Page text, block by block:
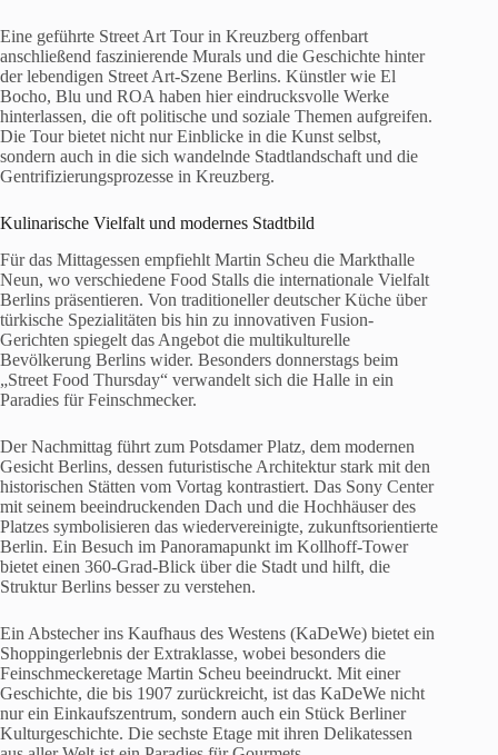
Eine geführte Street Art Tour in Kreuzberg offenbart
anschließend faszinierende Murals und die Geschichte hinter
der lebendigen Street Art-Szene Berlins. Künstler wie El
Bocho, Blu und ROA haben hier eindrucksvolle Werke
hinterlassen, die oft politische und soziale Themen aufgreifen.
Die Tour bietet nicht nur Einblicke in die Kunst selbst,
sondern auch in die sich wandelnde Stadtlandschaft und die
Gentrifizierungsprozesse in Kreuzberg.
Kulinarische Vielfalt und modernes Stadtbild
Für das Mittagessen empfiehlt Martin Scheu die Markthalle
Neun, wo verschiedene Food Stalls die internationale Vielfalt
Berlins präsentieren. Von traditioneller deutscher Küche über
türkische Spezialitäten bis hin zu innovativen Fusion-
Gerichten spiegelt das Angebot die multikulturelle
Bevölkerung Berlins wider. Besonders donnerstags beim
„Street Food Thursday“ verwandelt sich die Halle in ein
Paradies für Feinschmecker.
Der Nachmittag führt zum Potsdamer Platz, dem modernen
Gesicht Berlins, dessen futuristische Architektur stark mit den
historischen Stätten vom Vortag kontrastiert. Das Sony Center
mit seinem beeindruckenden Dach und die Hochhäuser des
Platzes symbolisieren das wiedervereinigte, zukunftsorientierte
Berlin. Ein Besuch im Panoramapunkt im Kollhoff-Tower
bietet einen 360-Grad-Blick über die Stadt und hilft, die
Struktur Berlins besser zu verstehen.
Ein Abstecher ins Kaufhaus des Westens (KaDeWe) bietet ein
Shoppingerlebnis der Extraklasse, wobei besonders die
Feinschmeckeretage Martin Scheu beeindruckt. Mit einer
Geschichte, die bis 1907 zurückreicht, ist das KaDeWe nicht
nur ein Einkaufszentrum, sondern auch ein Stück Berliner
Kulturgeschichte. Die sechste Etage mit ihren Delikatessen